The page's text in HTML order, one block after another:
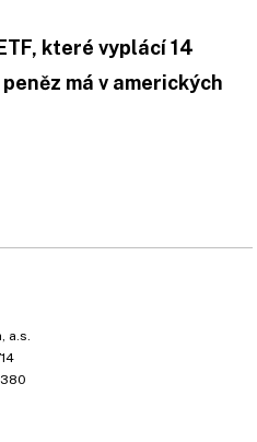
které vyplácí 14
má v amerických
a.s.